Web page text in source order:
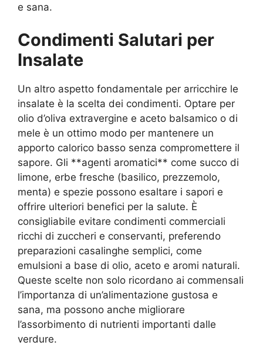
e sana.
Condimenti Salutari per
Insalate
Un altro aspetto fondamentale per arricchire le
insalate è la scelta dei condimenti. Optare per
olio d’oliva extravergine e aceto balsamico o di
mele è un ottimo modo per mantenere un
apporto calorico basso senza compromettere il
sapore. Gli **agenti aromatici** come succo di
limone, erbe fresche (basilico, prezzemolo,
menta) e spezie possono esaltare i sapori e
offrire ulteriori benefici per la salute. È
consigliabile evitare condimenti commerciali
ricchi di zuccheri e conservanti, preferendo
preparazioni casalinghe semplici, come
emulsioni a base di olio, aceto e aromi naturali.
Queste scelte non solo ricordano ai commensali
l’importanza di un’alimentazione gustosa e
sana, ma possono anche migliorare
l’assorbimento di nutrienti importanti dalle
verdure.